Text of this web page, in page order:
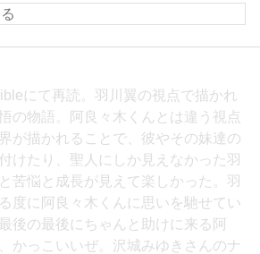
にて再読。羽川翼の視点で描かれ
の物語。阿良々木くんとは違う視点
が描かれることで、彼やその妹達の
けたり、聖人にしか見えなかった羽
苦悩と成長が見えて楽しかった。羽
度に阿良々木くんに思いを馳せてい
後の最後にちゃんと助けに来る阿
かっこいいぜ。沢城みゆきさんのナ